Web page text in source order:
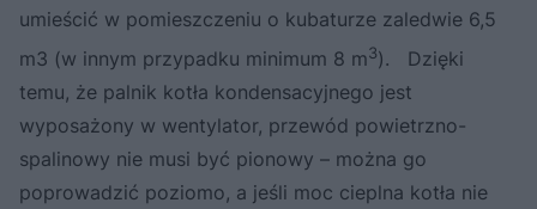
umieścić w pomieszczeniu o kubaturze zaledwie 6,5
m3 (w innym przypadku minimum 8 m3). Dzięki
temu, że palnik kotła kondensacyjnego jest
wyposażony w wentylator, przewód powietrzno-
spalinowy nie musi być pionowy – można go
poprowadzić poziomo, a jeśli moc cieplna kotła nie